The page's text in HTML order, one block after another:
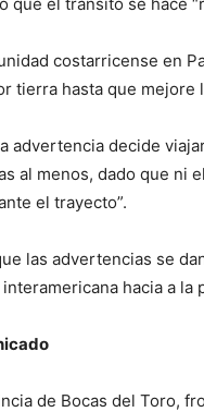
costarricense en
tierra hasta que mejore
advertencia decide
al menos, dado que ni
el trayecto”.
las advertencias se
hacia a la
de Bocas del Toro,